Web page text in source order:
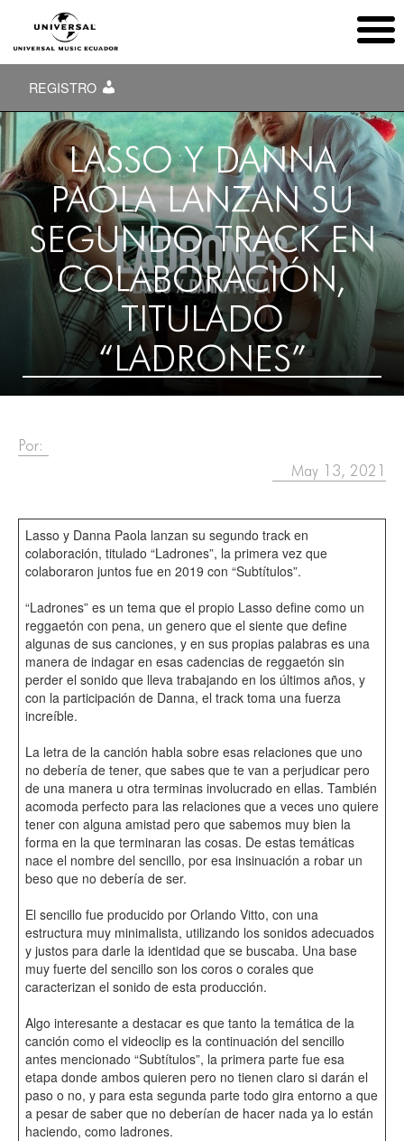
REGISTRO
LASSO Y DANNA
PAOLA LANZAN SU
SEGUNDO TRACK EN
COLABORACIÓN,
TITULADO
“LADRONES”
Por:
May 13, 2021
Lasso y Danna Paola lanzan su segundo track en
colaboración, titulado “Ladrones”, la primera vez que
colaboraron juntos fue en 2019 con “Subtítulos”.
“Ladrones” es un tema que el propio Lasso define como un
reggaetón con pena, un genero que el siente que define
algunas de sus canciones, y en sus propias palabras es una
manera de indagar en esas cadencias de reggaetón sin
perder el sonido que lleva trabajando en los últimos años, y
con la participación de Danna, el track toma una fuerza
increíble.
La letra de la canción habla sobre esas relaciones que uno
no debería de tener, que sabes que te van a perjudicar pero
de una manera u otra terminas involucrado en ellas. También
acomoda perfecto para las relaciones que a veces uno quiere
tener con alguna amistad pero que sabemos muy bien la
forma en la que terminaran las cosas. De estas temáticas
nace el nombre del sencillo, por esa insinuación a robar un
beso que no debería de ser.
El sencillo fue producido por Orlando Vitto, con una
estructura muy minimalista, utilizando los sonidos adecuados
y justos para darle la identidad que se buscaba. Una base
muy fuerte del sencillo son los coros o corales que
caracterizan el sonido de esta producción.
Algo interesante a destacar es que tanto la temática de la
canción como el videoclip es la continuación del sencillo
antes mencionado “Subtítulos”, la primera parte fue esa
etapa donde ambos quieren pero no tienen claro si darán el
paso o no, y para esta segunda parte todo gira entorno a que
a pesar de saber que no deberían de hacer nada ya lo están
haciendo, como ladrones.